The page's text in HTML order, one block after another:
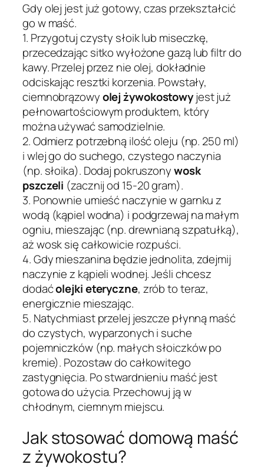
Gdy olej jest już gotowy, czas przekształcić
go w maść.
1. Przygotuj czysty słoik lub miseczkę,
przecedzając sitko wyłożone gazą lub filtr do
kawy. Przelej przez nie olej, dokładnie
odciskając resztki korzenia. Powstały,
ciemnobrązowyolej żywokostowyjest już
pełnowartościowym produktem, który
można używać samodzielnie.
2. Odmierz potrzebną ilość oleju (np. 250 ml)
i wlej go do suchego, czystego naczynia
(np. słoika). Dodaj pokruszonywosk
pszczeli (zacznij od 15-20 gram).
3. Ponownie umieść naczynie w garnku z
wodą (kąpiel wodna) i podgrzewaj na małym
ogniu, mieszając (np. drewnianą szpatułką),
aż wosk się całkowicie rozpuści.
4. Gdy mieszanina będzie jednolita, zdejmij
naczynie z kąpieli wodnej. Jeśli chcesz
dodaćolejki eteryczne, zrób to teraz,
energicznie mieszając.
5. Natychmiast przelej jeszcze płynną maść
do czystych, wyparzonych i suche
pojemniczków (np. małych słoiczków po
kremie). Pozostaw do całkowitego
zastygnięcia. Po stwardnieniu maść jest
gotowa do użycia. Przechowuj ją w
chłodnym, ciemnym miejscu.
Jak stosować domową maść
z żywokostu?